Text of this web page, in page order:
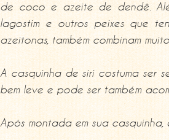
de coco e azeite de dendê.
lagostim e outros peixes que
azeitonas, também combinam
A casquinha de siri costuma ser
bem leve e pode ser também
Após montada em sua